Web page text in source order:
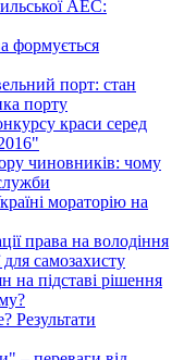
АЕС:
формується
порт: стан
порту
краси серед
чиновників: чому
мораторію на
права на володіння
для самозахисту
на підставі рішення
Результати